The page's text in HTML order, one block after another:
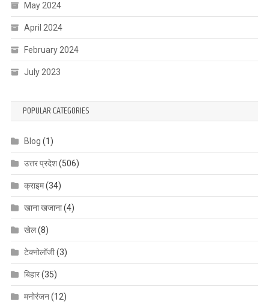
May 2024
April 2024
February 2024
July 2023
POPULAR CATEGORIES
Blog (1)
उत्तर प्रदेश(506)
क्राइम(34)
खाना खजाना(4)
खेल(8)
टेक्नोलॉजी(3)
बिहार(35)
मनोरंजन(12)